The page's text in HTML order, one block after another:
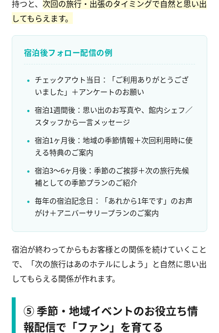
持つと、 次回の旅行・出張のタイミングで自然と思い出
してもらえます。
宿泊後フォロー配信の例
チェックアウト当日：「ご利用ありがとうござ
いました」＋アンケートのお願い
宿泊1週間後：思い出のお写真や、館内シェフ／
スタッフから一言メッセージ
宿泊1ヶ月後：地域の季節情報＋次回利用時に使
える特典のご案内
宿泊3〜6ヶ月後：季節のご挨拶＋次の旅行先候
補としての季節プランのご紹介
毎年の宿泊記念日：「あれから1年です」のお声
がけ＋アニバーサリープランのご案内
宿泊が終わってからもお客様との関係を続けていくこと
で、「次の旅行はあのホテルにしよう」と自然に思い出
してもらえる関係が作れます。
⑤ 季節・地域イベントのお役立ち情
報配信で「ファン」を育てる